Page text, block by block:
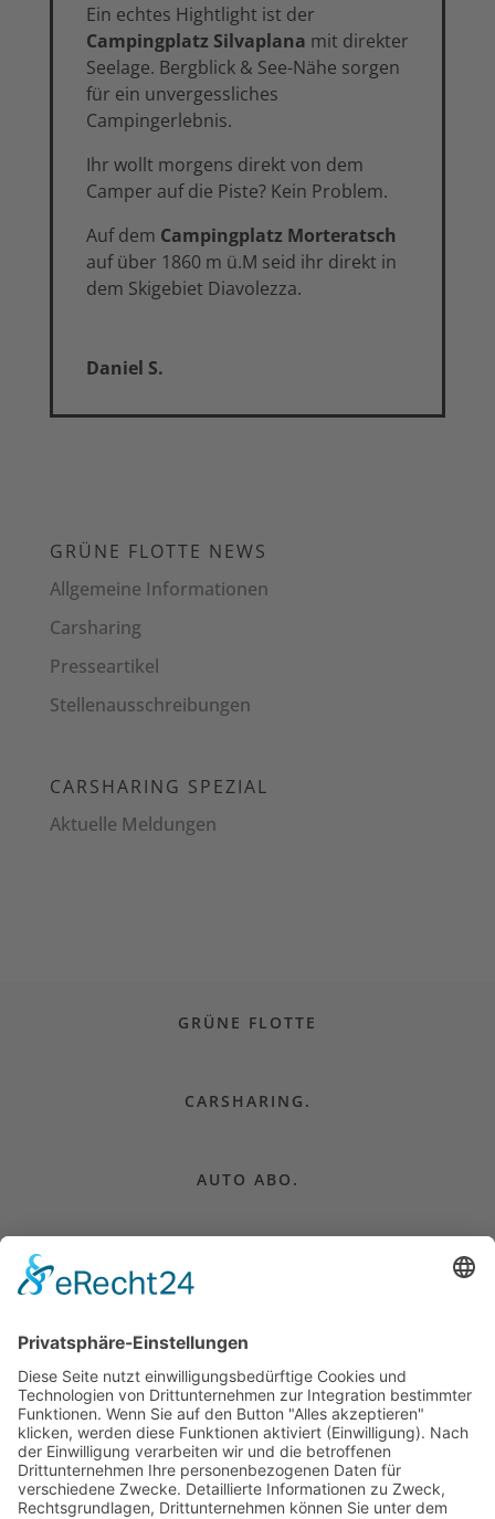
Ein echtes Hightlight ist der
Campingplatz Silvaplana mit direkter
Seelage. Bergblick & See-Nähe sorgen
für ein unvergessliches
Campingerlebnis.
Ihr wollt morgens direkt von dem
Camper auf die Piste? Kein Problem.
Auf dem Campingplatz Morteratsch
auf über 1860 m ü.M seid ihr direkt in
dem Skigebiet Diavolezza.
Daniel S.
GRÜNE FLOTTE NEWS
Allgemeine Informationen
Carsharing
Presseartikel
Stellenausschreibungen
CARSHARING SPEZIAL
Aktuelle Meldungen
GRÜNE FLOTTE
CARSHARING.
AUTO ABO.
AUTO KAUFEN.
FÜR UNTERNEHMEN.